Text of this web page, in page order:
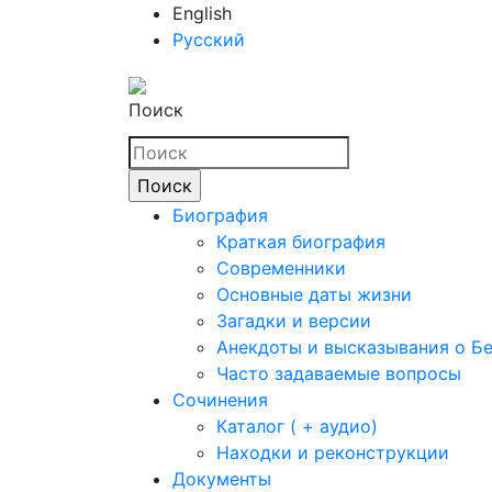
English
Русский
Поиск
Биография
Краткая биография
Современники
Основные даты жизни
Загадки и версии
Анекдоты и высказывания о
Часто задаваемые вопросы
Сочинения
Каталог ( + аудио)
Находки и реконструкции
Документы